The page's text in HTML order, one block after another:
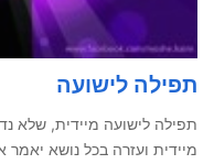
תפילה לישועה
תפילה לישועה מיידית, שלא
מיידית ועזרה בכל נושא